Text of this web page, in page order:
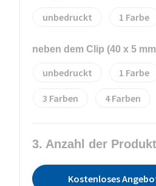
unbedruckt 1
neben dem Clip (40 x 5
unbedruckt 1
3 4
3. Anzahl der
Kostenloses